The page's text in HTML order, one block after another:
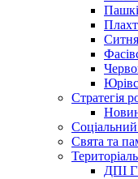
Стратегія
Свята та
ДПІ